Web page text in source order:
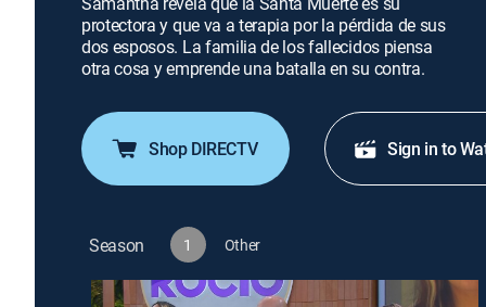
protectora y que va a terapia por la pérdida de sus
dos esposos. La familia de los fallecidos piensa
otra cosa y emprende una batalla en su contra.
Shop DIRECTV Sign in to
Season 1 Other